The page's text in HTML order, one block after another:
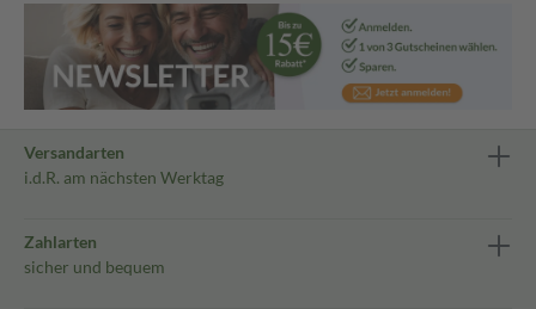
Versandarten
i.d.R. am nächsten Werktag
Zahlarten
sicher und bequem